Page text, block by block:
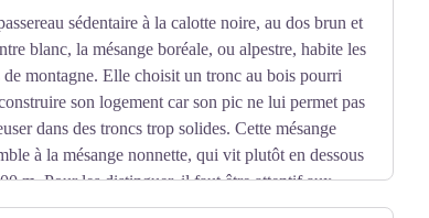
sédentaire à la calotte noire, au dos brun et
blanc, la mésange boréale, ou alpestre, habite les
de montagne. Elle choisit un tronc au bois pourri
son logement car son pic ne lui permet pas
dans des troncs trop solides. Cette mésange
à la mésange nonnette, qui vit plutôt en dessous
m. Pour les distinguer, il faut être attentif aux